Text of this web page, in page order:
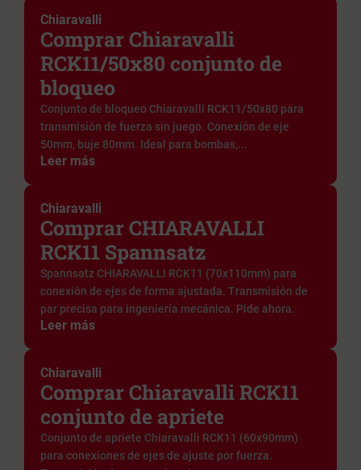
Chiaravalli
Comprar Chiaravalli
RCK11/50x80 conjunto de
bloqueo
Conjunto de bloqueo Chiaravalli RCK11/50x80 para
transmisión de fuerza sin juego. Conexión de eje
50mm, buje 80mm. Ideal para bombas,...
Leer más
Chiaravalli
Comprar CHIARAVALLI
RCK11 Spannsatz
Spannsatz CHIARAVALLI RCK11 (70x110mm) para
conexión de ejes de forma ajustada. Transmisión de
par precisa para ingeniería mecánica. Pide ahora.
Leer más
Chiaravalli
Comprar Chiaravalli RCK11
conjunto de apriete
Conjunto de apriete Chiaravalli RCK11 (60x90mm)
para conexiones de ejes de ajuste por fuerza.